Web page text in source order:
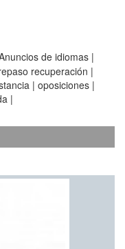
de idiomas |
recuperación |
| oposiciones |
|